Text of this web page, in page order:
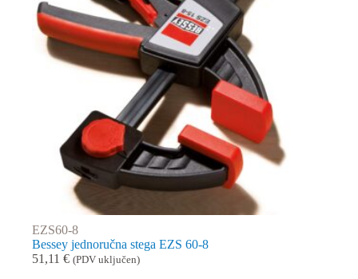
EZS60-8
Bessey jednoručna stega EZS 60-8
51,11 € (PDV uključen)